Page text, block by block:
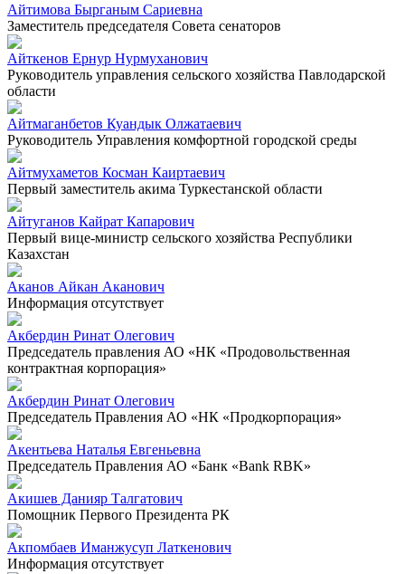
Айтимова Бырганым Сариевна
Заместитель председателя Совета сенаторов
Айткенов Ернур Нурмуханович
Руководитель управления сельского хозяйства Павлодарской
области
Айтмаганбетов Куандык Олжатаевич
Руководитель Управления комфортной городской среды
Айтмухаметов Косман Каиртаевич
Первый заместитель акима Туркестанской области
Айтуганов Кайрат Капарович
Первый вице-министр сельского хозяйства Республики
Казахстан
Аканов Айкан Аканович
Информация отсутствует
Акбердин Ринат Олегович
Председатель правления АО «НК «Продовольственная
контрактная корпорация»
Акбердин Ринат Олегович
Председатель Правления АО «НК «Продкорпорация»
Акентьева Наталья Евгеньевна
Председатель Правления АО «Банк «Bank RBK»
Акишев Данияр Талгатович
Помощник Первого Президента РК
Акпомбаев Иманжусуп Латкенович
Информация отсутствует